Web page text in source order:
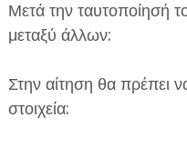
Μετά την ταυτοποίησή
μεταξύ άλλων:
Στην αίτηση θα πρέπει
στοιχεία: